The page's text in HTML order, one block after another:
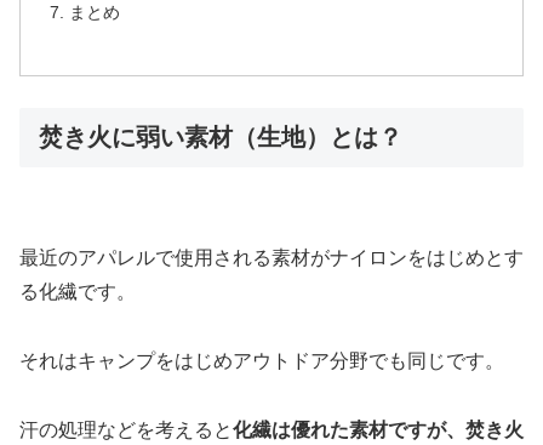
まとめ
焚き火に弱い素材（生地）とは？
最近のアパレルで使用される素材がナイロンをはじめとす
る化繊です。
それはキャンプをはじめアウトドア分野でも同じです。
汗の処理などを考えると化繊は優れた素材ですが、焚き火